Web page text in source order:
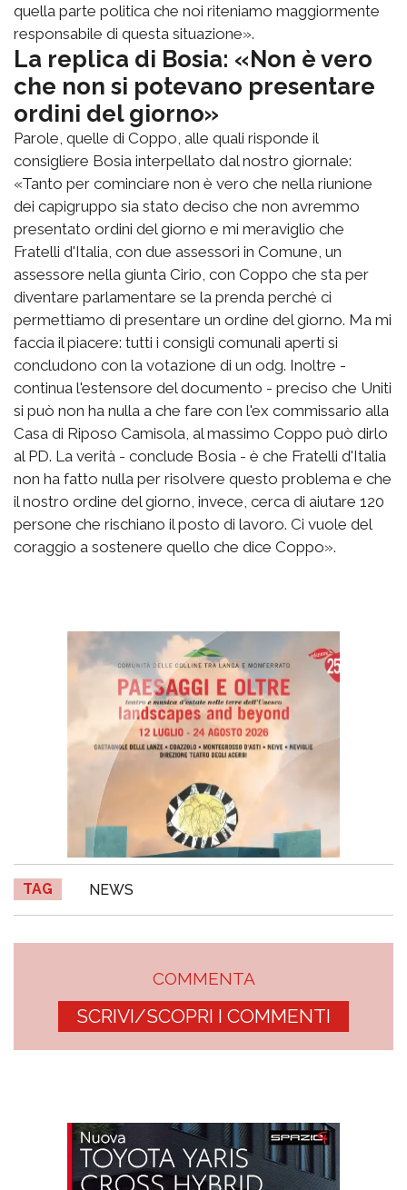
quella parte politica che noi riteniamo maggiormente
responsabile di questa situazione».
La replica di Bosia: «Non è vero
che non si potevano presentare
ordini del giorno»
Parole, quelle di Coppo, alle quali risponde il
consigliere Bosia interpellato dal nostro giornale:
«Tanto per cominciare non è vero che nella riunione
dei capigruppo sia stato deciso che non avremmo
presentato ordini del giorno e mi meraviglio che
Fratelli d'Italia, con due assessori in Comune, un
assessore nella giunta Cirio, con Coppo che sta per
diventare parlamentare se la prenda perché ci
permettiamo di presentare un ordine del giorno. Ma mi
faccia il piacere: tutti i consigli comunali aperti si
concludono con la votazione di un odg. Inoltre -
continua l'estensore del documento - preciso che Uniti
si può non ha nulla a che fare con l'ex commissario alla
Casa di Riposo Camisola, al massimo Coppo può dirlo
al PD. La verità - conclude Bosia - è che Fratelli d'Italia
non ha fatto nulla per risolvere questo problema e che
il nostro ordine del giorno, invece, cerca di aiutare 120
persone che rischiano il posto di lavoro. Ci vuole del
coraggio a sostenere quello che dice Coppo».
TAG NEWS
COMMENTA
SCRIVI/SCOPRI I COMMENTI